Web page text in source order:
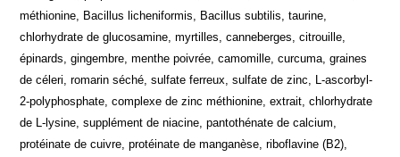
méthionine, Bacillus licheniformis, Bacillus subtilis, taurine,
chlorhydrate de glucosamine, myrtilles, canneberges, citrouille,
épinards, gingembre, menthe poivrée, camomille, curcuma, graines
de céleri, romarin séché, sulfate ferreux, sulfate de zinc, L-ascorbyl-
2-polyphosphate, complexe de zinc méthionine, extrait, chlorhydrate
de L-lysine, supplément de niacine, pantothénate de calcium,
protéinate de cuivre, protéinate de manganèse, riboflavine (B2),